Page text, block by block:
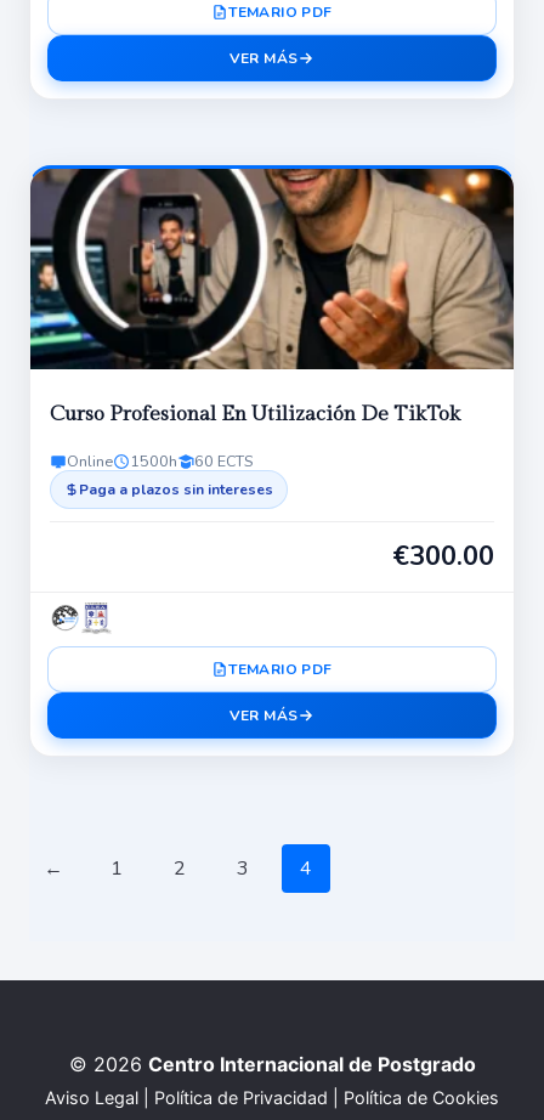
TEMARIO PDF
VER MÁS
Curso Profesional En Utilización De TikTok
Online 1500h 60 ECTS
Paga a plazos sin intereses
€300.00
TEMARIO PDF
VER MÁS
← 1 2 3 4
© 2026 Centro Internacional de Postgrado
Aviso Legal Política de Privacidad Política de Cookies